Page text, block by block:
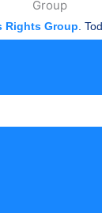
Rights Group .